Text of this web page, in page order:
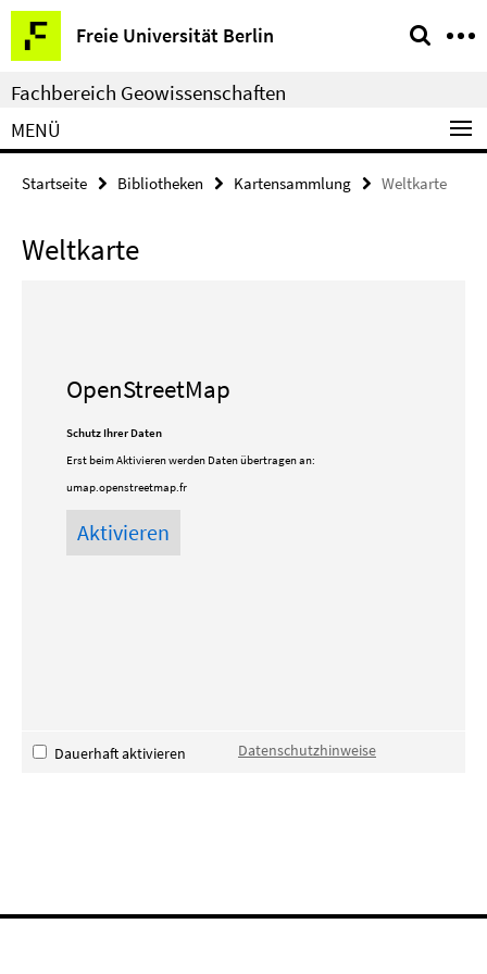
Springe
direkt
zu
Inhalt
Freie Universität Berlin
Service-
Navigation
Fachbereich Geowissenschaften
MENÜ
Startseite Bibliotheken Kartensammlung Weltkarte
Weltkarte
OpenStreetMap
Schutz Ihrer Daten
Erst beim Aktivieren werden Daten übertragen an:
umap.openstreetmap.fr
Dauerhaft aktivieren Datenschutzhinweise